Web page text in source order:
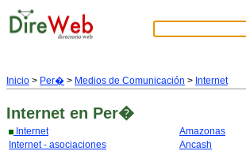
Inicio > Per� > Medios de Comunicación > Internet
Internet en Per�
Internet
Internet - asociaciones
Amazonas
Ancash